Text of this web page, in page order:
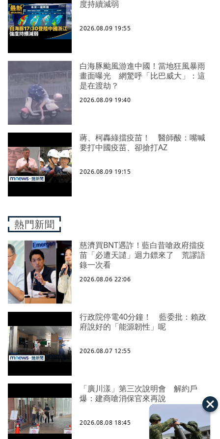
度持續減弱
2026.08.09 19:55
白海豚颱風游進中國！當地狂風暴雨
畫面曝光 網驚呼「比巴威大」：這
是在渡劫？
2026.08.09 19:40
蔣、柯轟綠擋疫苗！ 醫師酸：嘴喊
要打中國疫苗、卻搶打AZ
2026.08.09 19:15
熱門新聞
慈濟買BNT遇詐！藍白昔嗆政府擋疫
苗「必遭天譴」迴力鏢來了 荒謬語
錄一次看
2026.08.06 22:06
行政院停電40分鐘！ 藍委批：賴政
府說好的「能源韌性」呢
2026.08.07 12:55
「廣川漾」第三次說明會 解約戶
爆：建商嗆消保官來再說
2026.08.08 18:45